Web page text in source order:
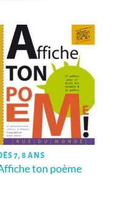
7, 8 ANS
ton poème